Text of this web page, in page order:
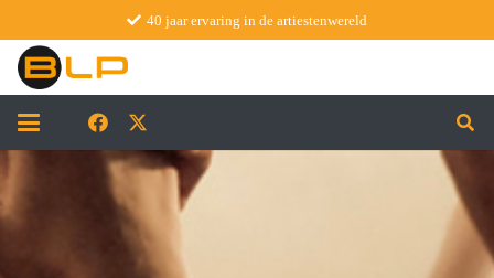
40 jaar ervaring in de artiestenwereld